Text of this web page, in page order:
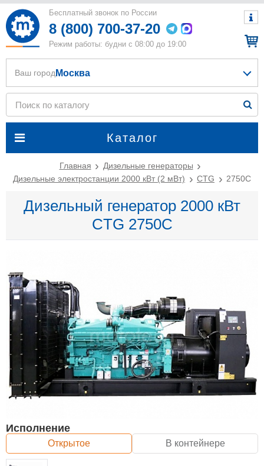
Бесплатный звонок по России
8 (800) 700-37-20
Режим работы: будни с 08:00 до 19:00
Каталог
Ваш город Москва
Главная
Дизельные генераторы
Дизельные электростанции 2000 кВт (2 мВт)
CTG 2750C
Дизельный генератор 2000 кВт
CTG 2750C
Исполнение
Открытое В контейнере